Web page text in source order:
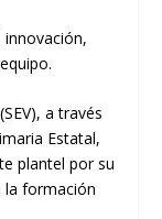
a través
Estatal,
plantel por su
la formación